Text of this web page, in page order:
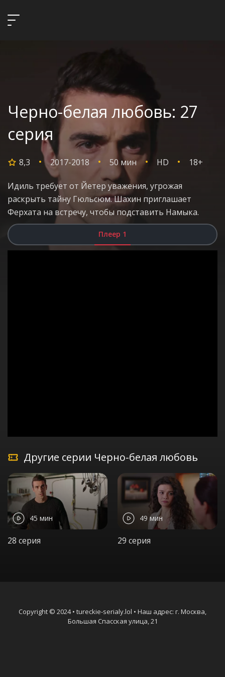
Черно-белая любовь: 27
серия
8,3 2017-2018 50 мин HD 18+
Идиль требует от Йетер уважения, угрожая
раскрыть тайну Гюльсюм. Шахин приглашает
Ферхата на встречу, чтобы подставить Намыка.
Плеер 1
Другие серии Черно-белая любовь
45 мин
28 серия
49 мин
29 серия
Copyright © 2024 • tureckie-serialy.lol • Наш адрес: г. Москва,
Большая Спасская улица, 21